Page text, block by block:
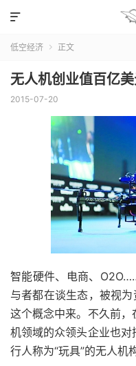

低空经济  正文
无人机创业值百亿
2015-07-20
智能硬件、电商、
与者都在谈生态，被视
这个概念中来。不久前，
机领域的众领头企业也
行人称为“玩具”的无人机